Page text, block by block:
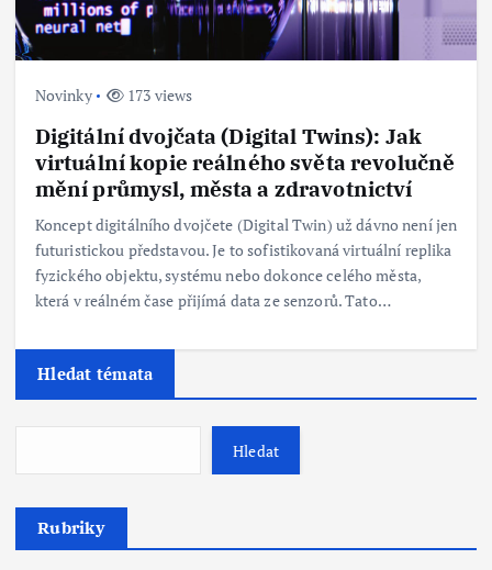
Novinky 173 views
Digitální dvojčata (Digital Twins): Jak
virtuální kopie reálného světa revolučně
mění průmysl, města a zdravotnictví
Koncept digitálního dvojčete (Digital Twin) už dávno není jen
futuristickou představou. Je to sofistikovaná virtuální replika
fyzického objektu, systému nebo dokonce celého města,
která v reálném čase přijímá data ze senzorů. Tato…
Hledat témata
Hledat
Rubriky